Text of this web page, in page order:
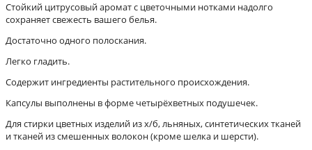
Стойкий цитрусовый аромат с цветочными нотками надолго
сохраняет свежесть вашего белья.
Достаточно одного полоскания.
Легко гладить.
Содержит ингредиенты растительного происхождения.
Капсулы выполнены в форме четырёхветных подушечек.
Для стирки цветных изделий из х/б, льняных, синтетических тканей
и тканей из смешенных волокон (кроме шелка и шерсти).